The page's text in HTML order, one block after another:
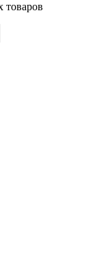
товаров